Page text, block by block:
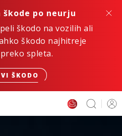
po neurju
škodo na vozilih ali
škodo najhitreje
spleta.
ŠKODO